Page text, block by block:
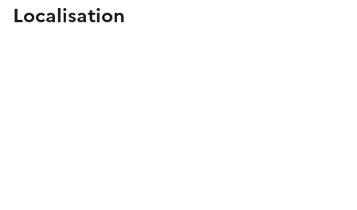
Localisation